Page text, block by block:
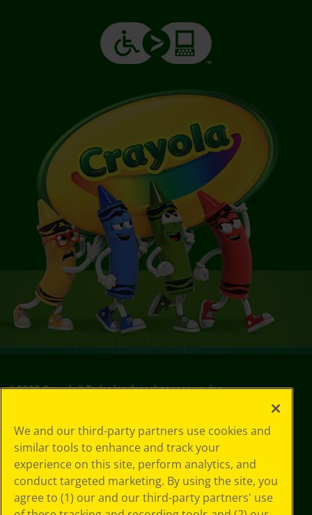
©2026Crayola® Todos los derechos reservados.
de privacidad
Política de
privacidad
Términos de SMS
GDPR
Aviso de
We and our third-party partners use cookies and
similar tools to enhance and track your
experience on this site, perform analytics, and
conduct targeted marketing. By using the site, you
agree to (1) our and our third-party partners' use